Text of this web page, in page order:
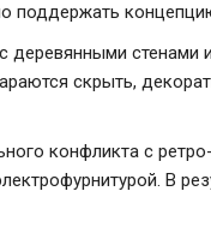
поддержать
деревянными стенами
скрыть,
конфликта с
В